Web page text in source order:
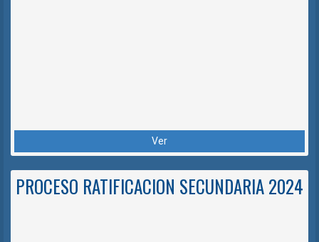
Ver
PROCESO RATIFICACION SECUNDARIA 2024